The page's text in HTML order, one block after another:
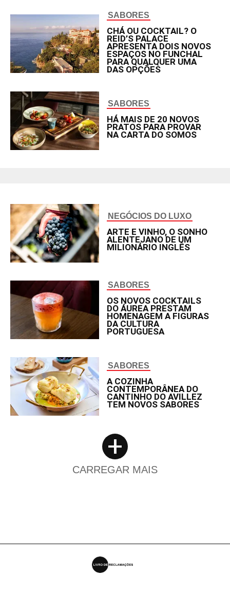
SABORES
CHÁ OU COCKTAIL? O
REID’S PALACE
APRESENTA DOIS NOVOS
ESPAÇOS NO FUNCHAL
PARA QUALQUER UMA
DAS OPÇÕES
SABORES
HÁ MAIS DE 20 NOVOS
PRATOS PARA PROVAR
NA CARTA DO SOMOS
NEGÓCIOS DO LUXO
ARTE E VINHO, O SONHO
ALENTEJANO DE UM
MILIONÁRIO INGLÊS
SABORES
OS NOVOS COCKTAILS
DO ÁUREA PRESTAM
HOMENAGEM A FIGURAS
DA CULTURA
PORTUGUESA
SABORES
A COZINHA
CONTEMPORÂNEA DO
CANTINHO DO AVILLEZ
TEM NOVOS SABORES
+
CARREGAR MAIS